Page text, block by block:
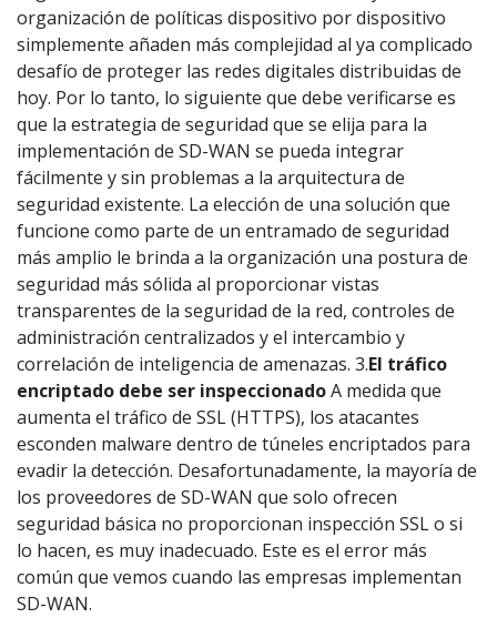
organización de políticas dispositivo por dispositivo
simplemente añaden más complejidad al ya complicado
desafío de proteger las redes digitales distribuidas de
hoy. Por lo tanto, lo siguiente que debe verificarse es
que la estrategia de seguridad que se elija para la
implementación de SD-WAN se pueda integrar
fácilmente y sin problemas a la arquitectura de
seguridad existente. La elección de una solución que
funcione como parte de un entramado de seguridad
más amplio le brinda a la organización una postura de
seguridad más sólida al proporcionar vistas
transparentes de la seguridad de la red, controles de
administración centralizados y el intercambio y
correlación de inteligencia de amenazas. 3.El tráfico
encriptado debe ser inspeccionadoA medida que
aumenta el tráfico de SSL (HTTPS), los atacantes
esconden malware dentro de túneles encriptados para
evadir la detección. Desafortunadamente, la mayoría de
los proveedores de SD-WAN que solo ofrecen
seguridad básica no proporcionan inspección SSL o si
lo hacen, es muy inadecuado. Este es el error más
común que vemos cuando las empresas implementan
SD-WAN.